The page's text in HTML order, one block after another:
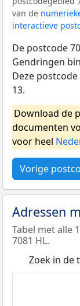
van de
interactieve
De postcode
Gendringen
Deze
13.
Download de
documenten
voor heel
Vorige
Adressen
Tabel met alle
7081 HL.
Zoek in de